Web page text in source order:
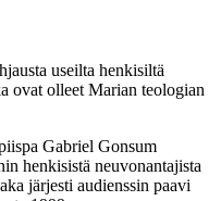
useilta henkisiltä
ovat olleet Marian teologian
Gabriel Gonsum
henkisistä neuvonantajista
järjesti audienssin paavi